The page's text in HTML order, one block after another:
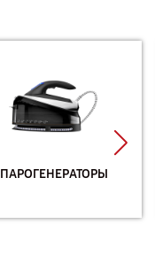
ПАРОГЕНЕРАТОРЫ